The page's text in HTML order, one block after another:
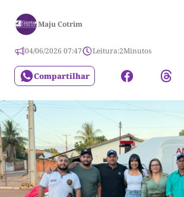
Maju Cotrim
04/06/2026 07:47 Leitura:2Minutos
Compartilhar